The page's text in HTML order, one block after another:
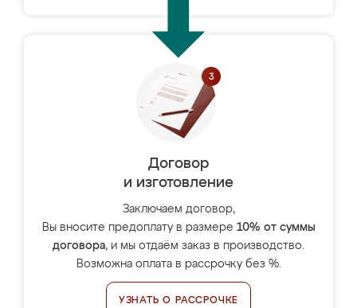
Договор
и изготовление
Заключаем договор,
Вы вносите предоплату в размере 10% от суммы
договора, и мы отдаём заказ в производство.
Возможна оплата в рассрочку без %.
УЗНАТЬ О РАССРОЧКЕ